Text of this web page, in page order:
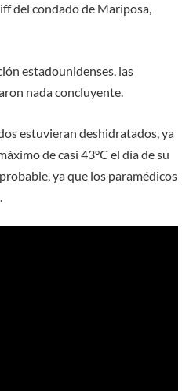
del condado de Mariposa,
estadounidenses, las
nada concluyente.
estuvieran deshidratados, ya
de casi 43°C el día de su
ya que los paramédicos